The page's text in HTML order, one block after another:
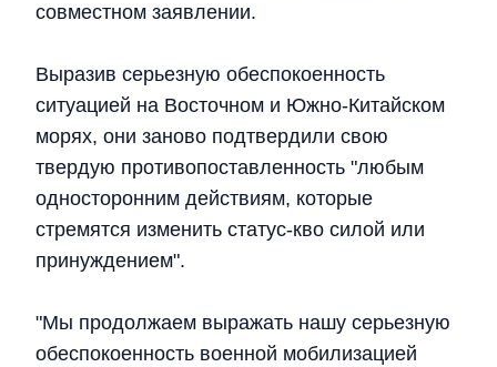
совместном заявлении.
Выразив серьезную обеспокоенность
ситуацией на Восточном и Южно-Китайском
морях, они заново подтвердили свою
твердую противопоставленность "любым
односторонним действиям, которые
стремятся изменить статус-кво силой или
принуждением".
"Мы продолжаем выражать нашу серьезную
обеспокоенность военной мобилизацией